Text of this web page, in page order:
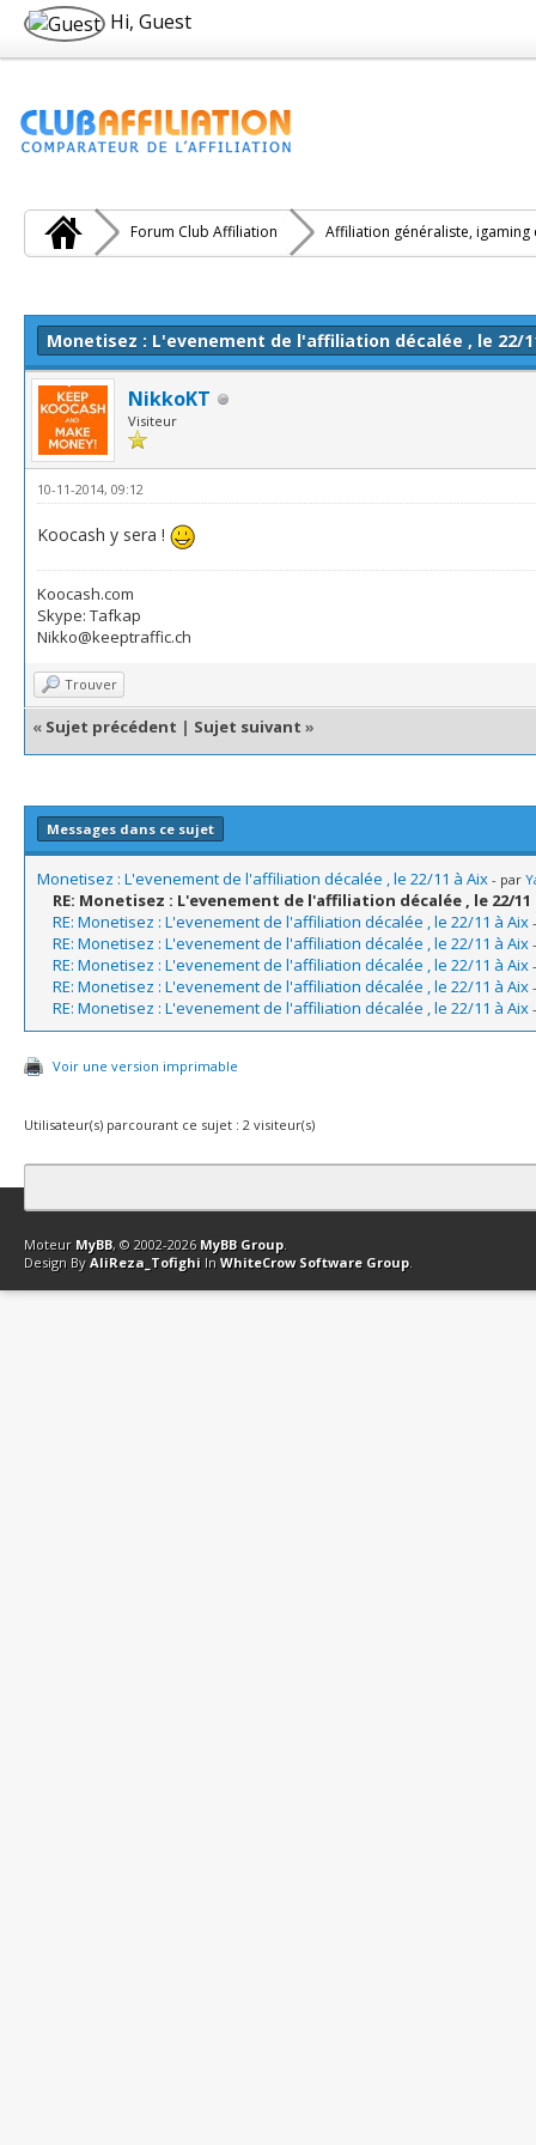
Hi, Guest
Forum Club Affiliation Affiliation généraliste, igaming
Monetisez : L'evenement de l'affiliation décalée , le 22/
NikkoKT
Visiteur
10-11-2014, 09:12
Koocash y sera !
Koocash.com
Skype: Tafkap
Nikko@keeptraffic.ch
Trouver
« Sujet précédent | Sujet suivant »
Messages dans ce sujet
Monetisez : L'evenement de l'affiliation décalée , le 22/11 à Aix - par
RE: Monetisez : L'evenement de l'affiliation décalée , le 22/11
RE: Monetisez : L'evenement de l'affiliation décalée , le 22/11 à Aix
RE: Monetisez : L'evenement de l'affiliation décalée , le 22/11 à Aix
RE: Monetisez : L'evenement de l'affiliation décalée , le 22/11 à Aix
RE: Monetisez : L'evenement de l'affiliation décalée , le 22/11 à Aix
RE: Monetisez : L'evenement de l'affiliation décalée , le 22/11 à Aix
Voir une version imprimable
Utilisateur(s) parcourant ce sujet : 2 visiteur(s)
Contact Club Affiliation Retourner en haut Version bas-débit
Moteur MyBB, © 2002-2026 MyBB Group.
Design By AliReza_Tofighi In WhiteCrow Software Group.